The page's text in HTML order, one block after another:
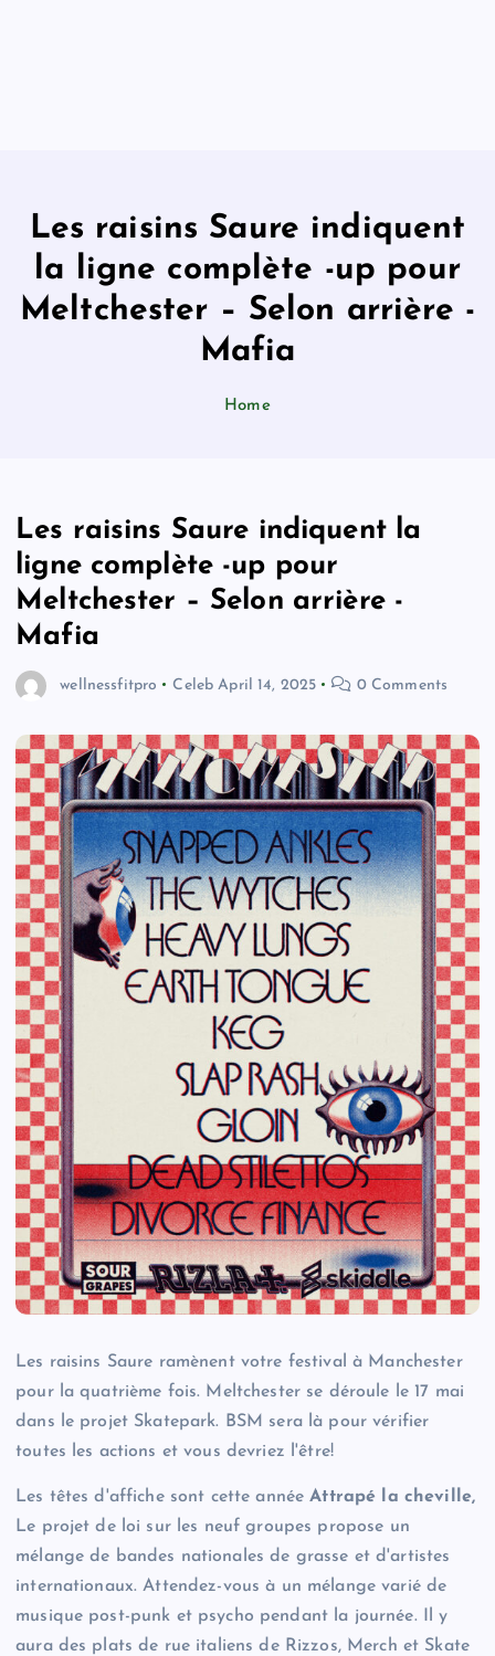
Les raisins Saure indiquent
la ligne complète -up pour
Meltchester – Selon arrière -
Mafia
Home
Les raisins Saure indiquent la
ligne complète -up pour
Meltchester – Selon arrière -
Mafia
wellnessfitpro Celeb April 14, 2025 0 Comments
Les raisins Saure ramènent votre festival à Manchester
pour la quatrième fois. Meltchester se déroule le 17 mai
dans le projet Skatepark. BSM sera là pour vérifier
toutes les actions et vous devriez l'être!
Les têtes d'affiche sont cette annéeAttrapé la cheville,
Le projet de loi sur les neuf groupes propose un
mélange de bandes nationales de grasse et d'artistes
internationaux. Attendez-vous à un mélange varié de
musique post-punk et psycho pendant la journée. Il y
aura des plats de rue italiens de Rizzos, Merch et Skate